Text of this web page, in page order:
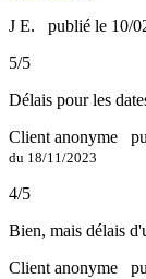
J E.
publié le 10/
5/5
Délais pour les
Client anonyme
du 18/11/2023
4/5
Bien, mais délais
Client anonyme